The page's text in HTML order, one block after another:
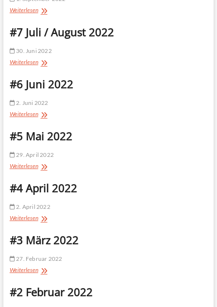
Weiterlesen#8
2022
#7 Juli / August 2022
30. Juni 2022
Weiterlesen#7
August
#6 Juni 2022
2. Juni 2022
Weiterlesen#6
2022
#5 Mai 2022
29. April 2022
Weiterlesen#5
2022
#4 April 2022
2. April 2022
Weiterlesen#4
2022
#3 März 2022
27. Februar 2022
Weiterlesen#3
2022
#2 Februar 2022